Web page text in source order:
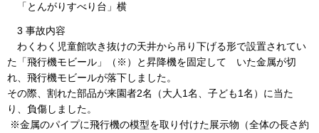
「とんがりすべり台」横
3 事故内容
わくわく児童館吹き抜けの天井から吊り下げる形で設置されてい
た「飛行機モビール」（※）と昇降機を固定して いた金属が切
れ、飛行機モビールが落下しました。
その際、割れた部品が来園者2名（大人1名、子ども1名）に当た
り、負傷しました。
※金属のパイプに飛行機の模型を取り付けた展示物（全体の長さ約